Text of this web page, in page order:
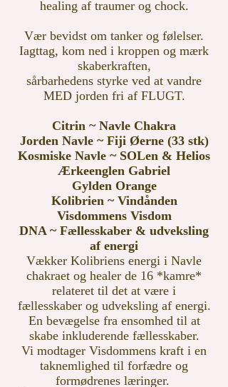
healing af traumer og chock.
Vær bevidst om tanker og følelser.
Iagttag, kom ned i kroppen og mærk
skaberkraften,
sårbarhedens styrke ved at vandre
MED jorden fri af FLUGT.
Citrin ~ Navle Chakra
Jorden Navle ~ Fiji Øerne (33 stk)
Kosmiske Navle ~ SOLen & Helios
Ærkeenglen Gabriel
Gylden Orange
Kolibrien ~ Vindånden
Visdommens Visdom
DNA ~ Fællesskaber & udveksling
af energi
Vækker Kolibriens energi i Navle
chakraet og healer de 16 *kamre*
relateret til det at være i
fællesskaber og udveksling af energi.
En bevægelse fra ensomhed til at
skabe inkluderende fællesskaber.
Vi modtager Visdommens kraft i en
taknemlighed til forfædre og
formødrenes læringer.